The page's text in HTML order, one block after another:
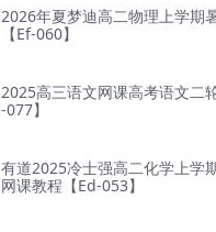
2026年夏梦迪高二物理上学期
【Ef-060】
2025高三语文网课高考语文二
-077】
有道2025冷士强高二化学上学
网课教程【Ed-053】